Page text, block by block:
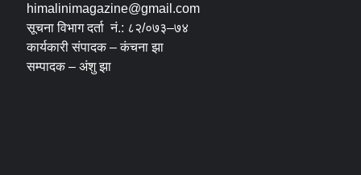
himalinimagazine@gmail.com
सूचना विभाग दर्ता नं.: ८२/०७३–७४
कार्यकारी संपादक – कंचना झा
सम्पादक – अंशु झा